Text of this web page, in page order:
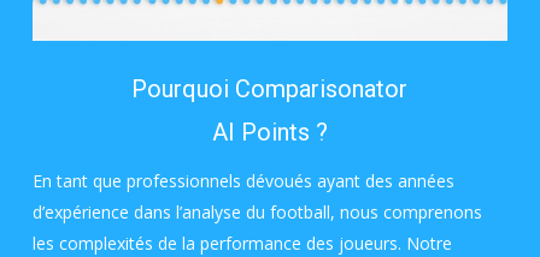
Pourquoi Comparisonator
AI Points ?
En tant que professionnels dévoués ayant des années
d’expérience dans l’analyse du football, nous comprenons
les complexités de la performance des joueurs. Notre